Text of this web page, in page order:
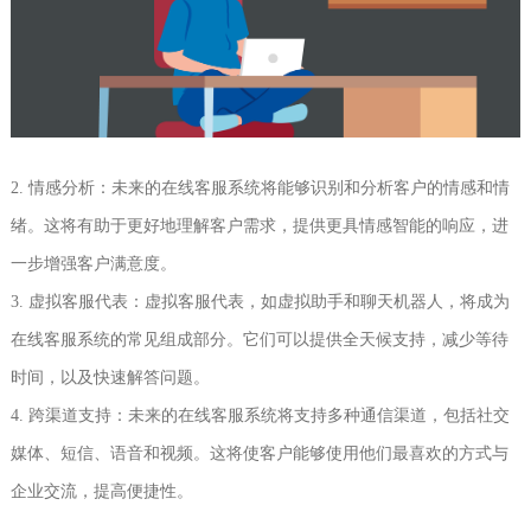
2. 情感分析：未来的在线客服系统将能够识别和分析客户的情感和情
绪。这将有助于更好地理解客户需求，提供更具情感智能的响应，进
一步增强客户满意度。
3. 虚拟客服代表：虚拟客服代表，如虚拟助手和聊天机器人，将成为
在线客服系统的常见组成部分。它们可以提供全天候支持，减少等待
时间，以及快速解答问题。
4. 跨渠道支持：未来的在线客服系统将支持多种通信渠道，包括社交
媒体、短信、语音和视频。这将使客户能够使用他们最喜欢的方式与
企业交流，提高便捷性。